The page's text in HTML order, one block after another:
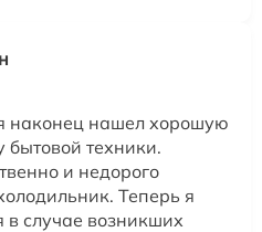
наконец нашел хорошую
бытовой техники.
и недорого
Теперь я
случае возникших